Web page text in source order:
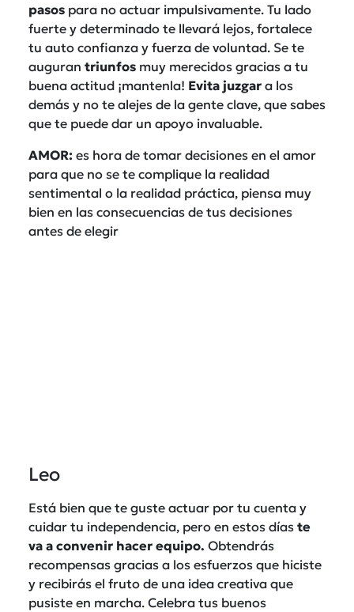
pasos para no actuar impulsivamente. Tu lado
fuerte y determinado te llevará lejos, fortalece
tu auto confianza y fuerza de voluntad. Se te
auguran triunfos muy merecidos gracias a tu
buena actitud ¡mantenla! Evita juzgar a los
demás y no te alejes de la gente clave, que sabes
que te puede dar un apoyo invaluable.
AMOR: es hora de tomar decisiones en el amor
para que no se te complique la realidad
sentimental o la realidad práctica, piensa muy
bien en las consecuencias de tus decisiones
antes de elegir
Leo
Está bien que te guste actuar por tu cuenta y
cuidar tu independencia, pero en estos días te
va a convenir hacer equipo. Obtendrás
recompensas gracias a los esfuerzos que hiciste
y recibirás el fruto de una idea creativa que
pusiste en marcha. Celebra tus buenos